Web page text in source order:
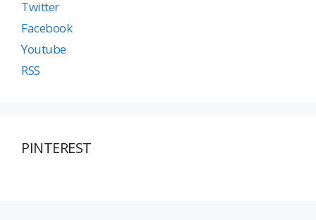
Twitter
Facebook
Youtube
RSS
PINTEREST